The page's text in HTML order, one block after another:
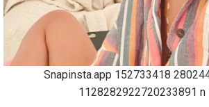
Snapinsta.app 152733418
1128282922720233891 n